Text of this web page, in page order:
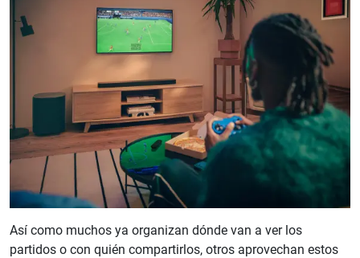
Así como muchos ya organizan dónde van a ver los
partidos o con quién compartirlos, otros aprovechan estos